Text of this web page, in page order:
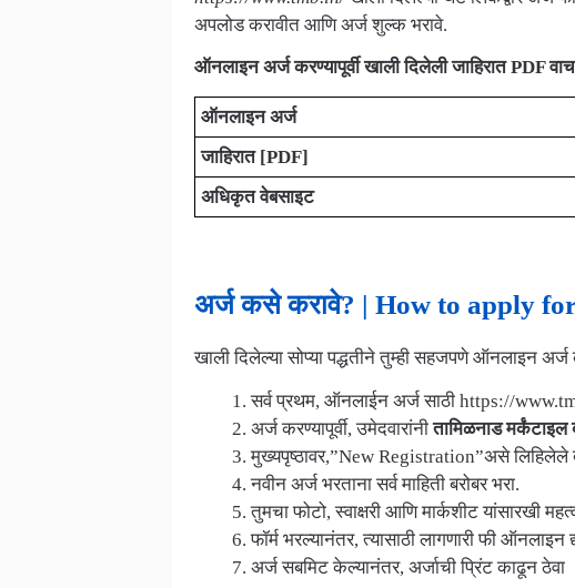
अपलोड करावीत आणि अर्ज शुल्क भरावे.
ऑनलाइन अर्ज करण्यापूर्वी खाली दिलेली जाहिरात PDF
ऑनलाइन अर्ज
जाहिरात [PDF]
अधिकृत वेबसाइट
अर्ज कसे करावे? | How to apply
खाली दिलेल्या सोप्या पद्धतीने तुम्ही सहजपणे ऑनलाइन
सर्व प्रथम, ऑनलाईन अर्ज साठी https://
अर्ज करण्यापूर्वी, उमेदवारांनीतामिळनाड मर्कंटाइल
मुख्यपृष्ठावर,”New Registration”असे लिहिलेले
नवीन अर्ज भरताना सर्व माहिती बरोबर भरा.
तुमचा फोटो, स्वाक्षरी आणि मार्कशीट यांसारखी
फॉर्म भरल्यानंतर, त्यासाठी लागणारी फी
अर्ज सबमिट केल्यानंतर, अर्जाची प्रिंट काढून ठेवा